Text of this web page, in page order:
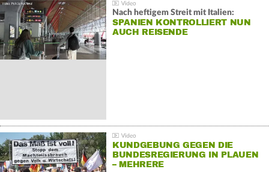
Nach heftigem Streit mit Italien:
SPANIEN KONTROLLIERT NUN
AUCH REISENDE
KUNDGEBUNG GEGEN DIE
BUNDESREGIERUNG IN PLAUEN
– MEHRERE